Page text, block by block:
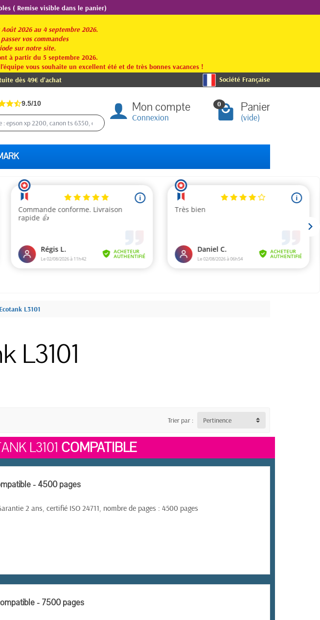
( Remise visible dans le panier)
2026 au 4 septembre 2026.
vos commandes
sur notre site.
à partir du 5 septembre 2026.
vous souhaite un excellent été et de très bonnes vacances !
dès 49€ d'achat Société Française
9.5/10 Mon compte
Connexion
0 Panier
(vide)
L3101
L3101
Trier par : Pertinence
L3101 COMPATIBLE
- 4500 pages
2 ans, certifié ISO 24711, nombre de pages : 4500 pages
- 7500 pages